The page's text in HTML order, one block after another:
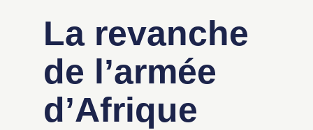
La revanche
de l’armée
d’Afrique